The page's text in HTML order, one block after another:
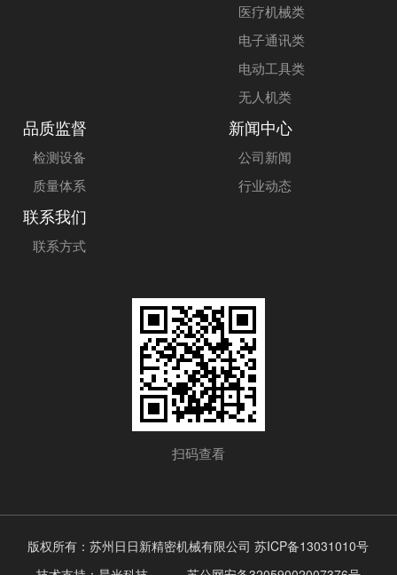
医疗机械类
电子通讯类
电动工具类
无人机类
品质监督
检测设备
质量体系
新闻中心
公司新闻
行业动态
联系我们
联系方式
扫码查看
版权所有：苏州日日新精密机械有限公司苏ICP备13031010号